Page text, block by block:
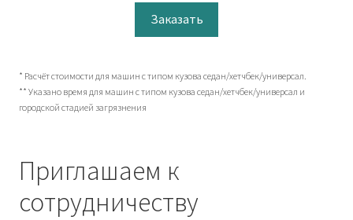
Заказать
* Расчёт стоимости для машин с типом кузова седан/хетчбек/универсал.
** Указано время для машин с типом кузова седан/хетчбек/универсал и
городской стадией загрязнения
Приглашаем к
сотрудничеству